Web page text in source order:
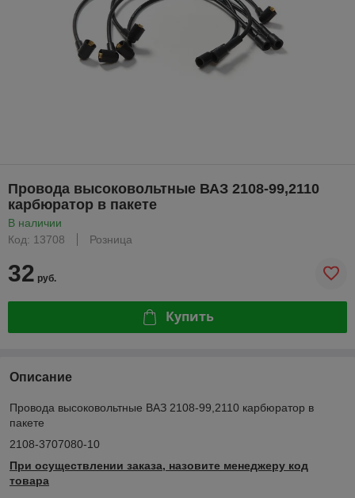
Провода высоковольтные ВАЗ 2108-99,2110
карбюратор в пакете
В наличии
Код: 13708
Розница
32 руб.
Купить
Описание
Провода высоковольтные ВАЗ 2108-99,2110 карбюратор в
пакете
2108-3707080-10
При осуществлении заказа, назовите менеджеру код
товара